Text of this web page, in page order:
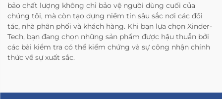
bảo chất lượng không chỉ bảo vệ người dùng cuối của
chúng tôi, mà còn tạo dựng niềm tin sâu sắc nơi các đối
tác, nhà phân phối và khách hàng. Khi bạn lựa chọn Xinder-
Tech, bạn đang chọn những sản phẩm được hậu thuẫn bởi
các bài kiểm tra có thể kiểm chứng và sự công nhận chính
thức về sự xuất sắc.